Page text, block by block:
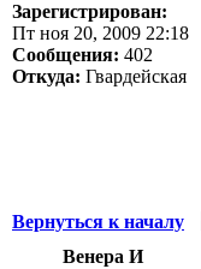
Зарегистрирован:
Пт ноя 20, 2009 22:18
Сообщения: 402
Откуда: Гвардейская
Вернуться к началу
Венера И